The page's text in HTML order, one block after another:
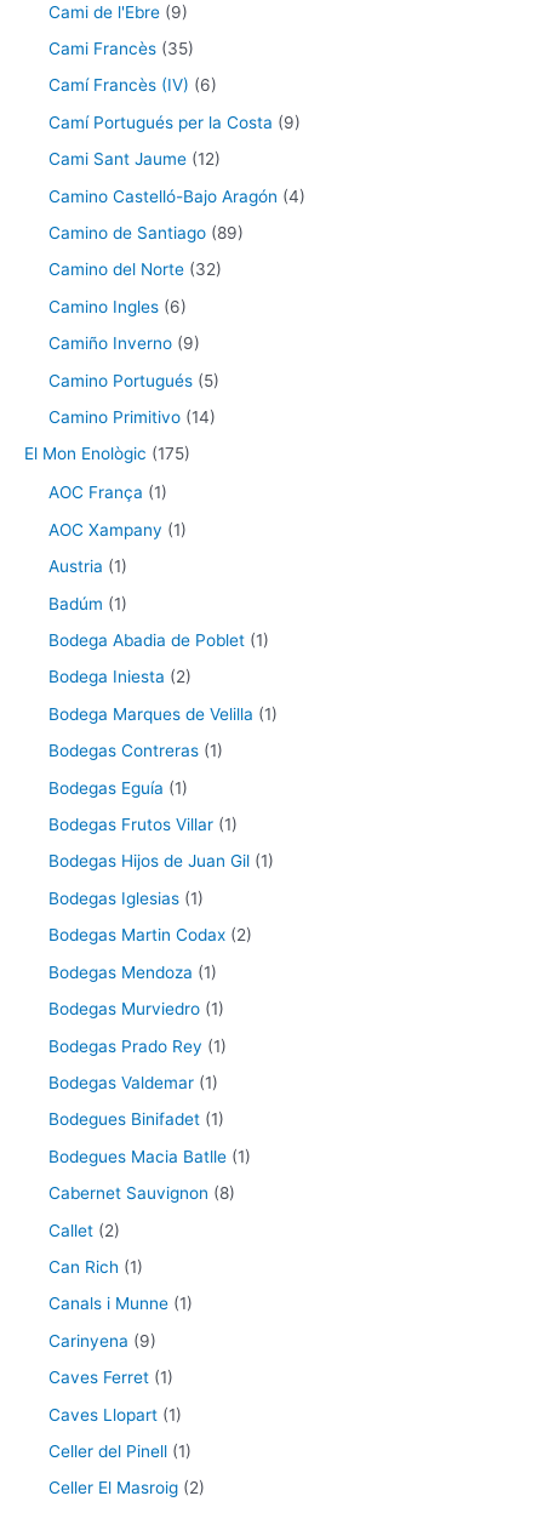
Cami de l'Ebre (9)
Cami Francès (35)
Camí Francès (IV) (6)
Camí Portugués per la Costa (9)
Cami Sant Jaume (12)
Camino Castelló-Bajo Aragón (4)
Camino de Santiago (89)
Camino del Norte (32)
Camino Ingles (6)
Camiño Inverno (9)
Camino Portugués (5)
Camino Primitivo (14)
El Mon Enològic (175)
AOC França (1)
AOC Xampany (1)
Austria (1)
Badúm (1)
Bodega Abadia de Poblet (1)
Bodega Iniesta (2)
Bodega Marques de Velilla (1)
Bodegas Contreras (1)
Bodegas Eguía (1)
Bodegas Frutos Villar (1)
Bodegas Hijos de Juan Gil (1)
Bodegas Iglesias (1)
Bodegas Martin Codax (2)
Bodegas Mendoza (1)
Bodegas Murviedro (1)
Bodegas Prado Rey (1)
Bodegas Valdemar (1)
Bodegues Binifadet (1)
Bodegues Macia Batlle (1)
Cabernet Sauvignon (8)
Callet (2)
Can Rich (1)
Canals i Munne (1)
Carinyena (9)
Caves Ferret (1)
Caves Llopart (1)
Celler del Pinell (1)
Celler El Masroig (2)